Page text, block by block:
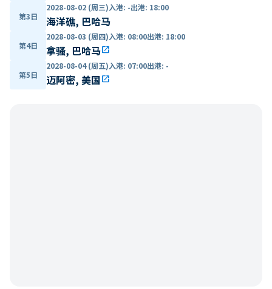
第3日
2028-08-02 (周三)入港: -出港: 18:00
海洋礁, 巴哈马
第4日
2028-08-03 (周四)入港: 08:00出港: 18:00
拿骚, 巴哈马open_in_new
第5日
2028-08-04 (周五)入港: 07:00出港: -
迈阿密, 美国open_in_new